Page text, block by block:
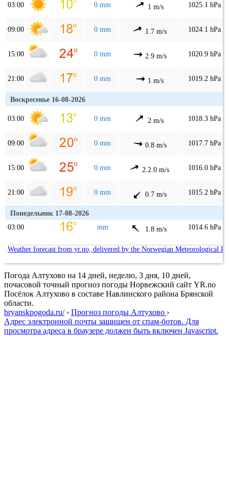
03:00 0 mm 1 m/s 1025.1 hPa
09:00 0 mm 1.7 m/s 1024.1 hPa
15:00 0 mm 2.9 m/s 1020.9 hPa
21:00 0 mm 1 m/s 1019.2 hPa
Воскресенье 16-08-2026
03:00 0 mm 2 m/s 1018.3 hPa
09:00 0 mm 0.8 m/s 1017.7 hPa
15:00 0 mm 2.2.0 m/s 1016.0 hPa
21:00 0 mm 0.7 m/s 1015.2 hPa
Понедельник 17-08-2026
03:00
mm 1.8 m/s 1014.6 hPa
Weather forecast from yr.no, delivered by the Norwegian Meteorological
Погода Алтухово на 14 дней, неделю, 3 дня, 10 дней,
почасовой точный прогноз погоды Норвежский сайт YR.no
Посёлок Алтухово в составе Навлинского района Брянской
области.
bryanskpogoda.ru/› Прогноз погоды Алтухово ›
Адрес электронной почты защищен от спам-ботов. Для
просмотра адреса в браузере должен быть включен Javascript.